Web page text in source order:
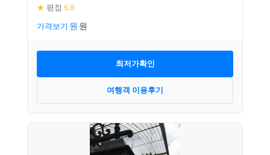
★ 평점 6.8
가격보기
최저가확인
여행객 이용후기